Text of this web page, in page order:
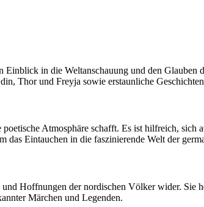
in die Weltanschauung und den Glauben
Thor und Freyja sowie erstaunliche
Atmosphäre schafft. Es ist hilfreich,
Eintauchen in die faszinierende Welt der
Hoffnungen der nordischen Völker wider. Sie
Märchen und Legenden.